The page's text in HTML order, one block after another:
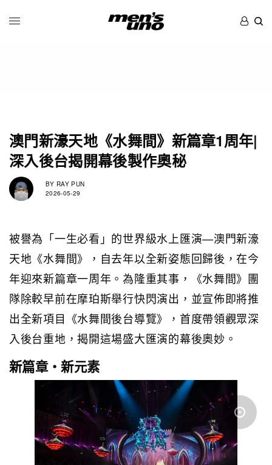
澳門新濠天地《水舞間》新篇章1周年|
深入後台揭開幕後製作奧秘
BY RAY PUN
2026-05-29
被譽為「一生必看」的世界級水上匯演—澳門新濠
天地《水舞間》，自去年以全新姿態回歸後，在今
年迎來新篇章一周年。為隆重其事，《水舞間》團
隊除較早前在摩珀斯舉行快閃演出，並宣佈即將推
出全新項目《水舞間後台導覽》，首度帶領觀眾深
入後台重地，揭開這場盛大匯演的幕後奧妙。
新篇章・新元素